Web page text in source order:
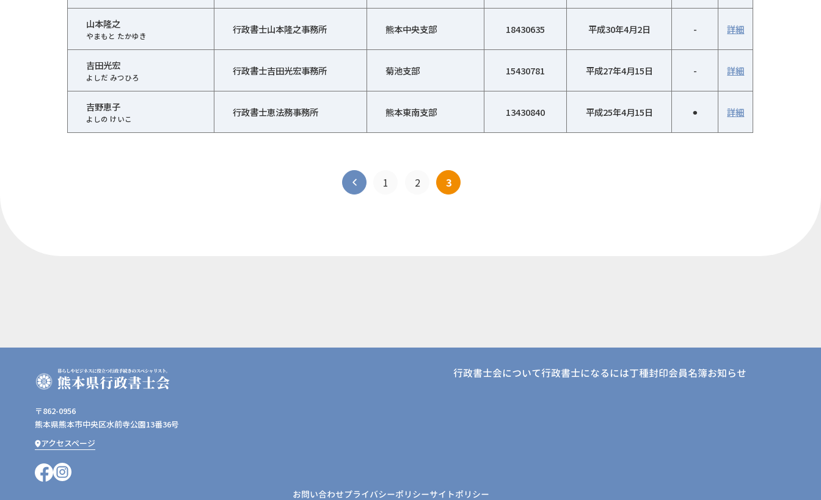
山本隆之
やまもと たかゆき
行政書士山本隆之事務所 熊本中央支部 18430635 平成30年4月2日 - 詳細
吉田光宏
よしだ みつひろ
行政書士吉田光宏事務所 菊池支部 15430781 平成27年4月15日 - 詳細
吉野恵子
よしの けいこ
行政書士恵法務事務所 熊本東南支部 13430840 平成25年4月15日 ⚫︎ 詳細
1 2 3
〒862-0956
熊本県熊本市中央区水前寺公園13番36号
アクセスページ
行政書士会について行政書士になるには丁種封印会員名簿お知らせ
お問い合わせプライバシーポリシーサイトポリシー